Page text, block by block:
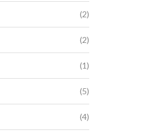
(2)
(2)
(1)
(5)
(4)